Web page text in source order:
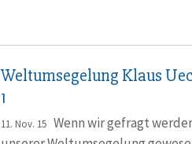
Weltumsegelung Klaus
1
11. Nov. 15Wenn wir gefragt